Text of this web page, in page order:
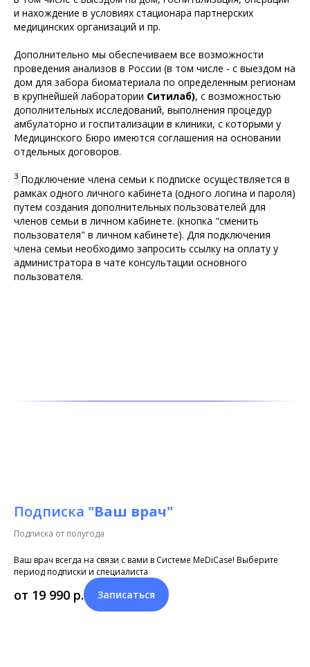
и нахождение в условиях стационара партнерских
медицинских организаций и пр.
Дополнительно мы обеспечиваем все возможности
проведения анализов в России (в том числе - с выездом на
дом для забора биоматериала по определенным регионам
в крупнейшей лаборатории Ситилаб), с возможностью
дополнительных исследований, выполнения процедур
амбулаторно и госпитализации в клиники, с которыми у
Медицинского Бюро имеются соглашения на основании
отдельных договоров.
3 Подключение члена семьи к подписке осуществляется в
рамках одного личного кабинета (одного логина и пароля)
путем создания дополнительных пользователей для
членов семьи в личном кабинете. (кнопка "сменить
пользователя" в личном кабинете). Для подключения
члена семьи необходимо запросить ссылку на оплату у
администратора в чате консультации основного
пользователя.
Подписка "Ваш врач"
Подписка от полугода
Ваш врач всегда на связи с вами в Системе MeDiCase! Выберите
период подписки и специалиста
от 19 990 р. Записаться